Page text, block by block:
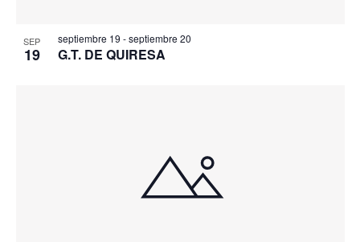
SEP
19
septiembre 19 -septiembre 20
G.T. DE QUIRESA